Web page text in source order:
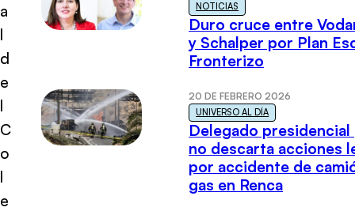
a
l
d
e
l
C
o
l
e
NOTICIAS
Duro cruce entre
y Schalper por Plan
Fronterizo
20 DE FEBRERO 2026
UNIVERSO AL DÍA
Delegado presidencial
no descarta acciones
por accidente de
gas en Renca